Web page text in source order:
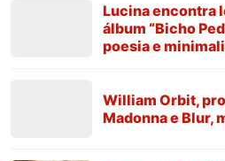
Lucina encontra
álbum “Bicho
poesia e
William Orbit,
Madonna e Blur,